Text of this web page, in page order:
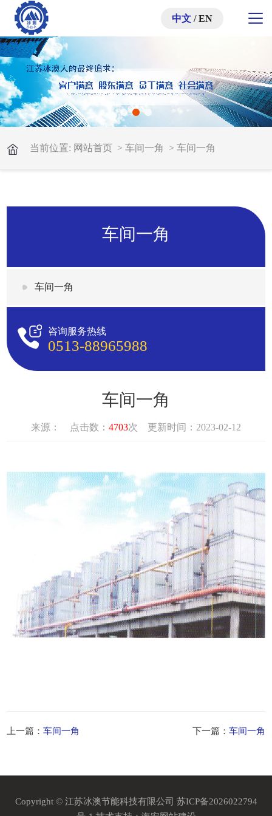
中文 /EN
当前位置: 网站首页 >车间一角 >车间一角
车间一角
车间一角
咨询服务热线
0513-88965988
车间一角
来源： 点击数： 4703次 更新时间：2023-02-12
上一篇：车间一角 下一篇： 车间一角
Copyright © 江苏冰澳节能科技有限公司 苏ICP备2026022794